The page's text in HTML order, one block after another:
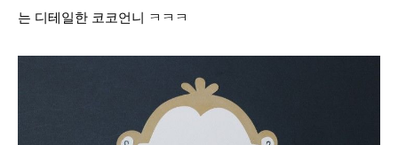
는 디테일한 코코언니 ㅋㅋㅋ